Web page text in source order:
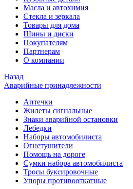
Масла и автохимия
Стекла и зеркала
Товары для дома
Шины и диски
Покупателям
Партнерам
О компании
Назад
Аварийные принадлежности
Аптечки
Жилеты сигнальные
Знаки аварийной остановки
Лебедки
Наборы автомобилиста
Огнетушители
Помощь на дороге
Сумки набора автомобилиста
Тросы буксировочные
Упоры противооткатные